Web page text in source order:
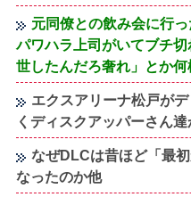
元同僚との飲み会に行
パワハラ上司がいてブチ
世したんだろ奢れ」とか何
エクスアリーナ松戸が
くディスクアッパーさん
なぜDLCは昔ほど「最
なったのか他